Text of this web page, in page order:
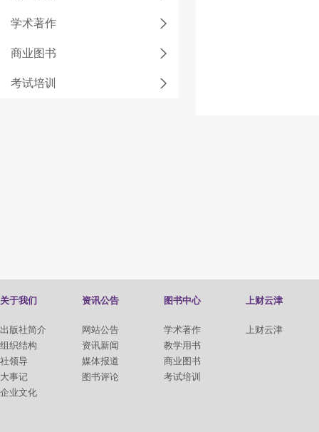
学术著作
商业图书
考试培训
关于我们
出版社简介
组织结构
社领导
大事记
企业文化
资讯公告
网站公告
资讯新闻
媒体报道
图书评论
图书中心
学术著作
教学用书
商业图书
考试培训
上财云津
上财云津